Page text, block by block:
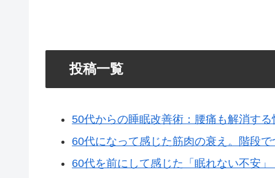
投稿一覧
50代からの睡眠改善術：腰痛も解消す
60代になって感じた筋肉の衰え。階段
60代を前にして感じた「眠れない不安